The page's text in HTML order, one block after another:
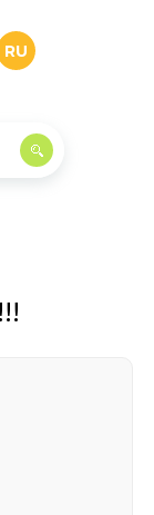
RU